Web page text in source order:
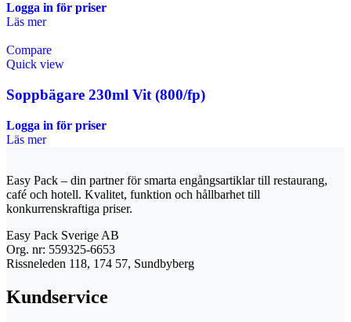
Logga in för priser
Läs mer
Compare
Quick view
Soppbägare 230ml Vit (800/fp)
Logga in för priser
Läs mer
Easy Pack – din partner för smarta engångsartiklar till restaurang,
café och hotell. Kvalitet, funktion och hållbarhet till
konkurrenskraftiga priser.
Easy Pack Sverige AB
Org. nr: 559325-6653
Rissneleden 118, 174 57, Sundbyberg
Kundservice